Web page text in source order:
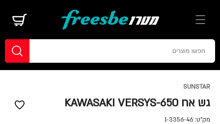
SUNSTAR
גש אח KAWASAKI VERSYS-650
מק"ט: 1-3356-46